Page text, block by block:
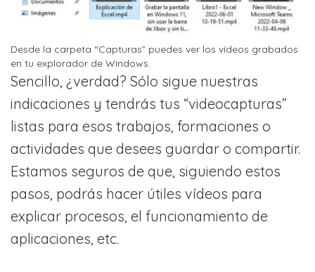
Desde la carpeta “Capturas” puedes ver los vídeos grabados
en tu explorador de Windows
Sencillo, ¿verdad? Sólo sigue nuestras
indicaciones y tendrás tus “videocapturas”
listas para esos trabajos, formaciones o
actividades que desees guardar o compartir.
Estamos seguros de que, siguiendo estos
pasos, podrás hacer útiles vídeos para
explicar procesos, el funcionamiento de
aplicaciones, etc.